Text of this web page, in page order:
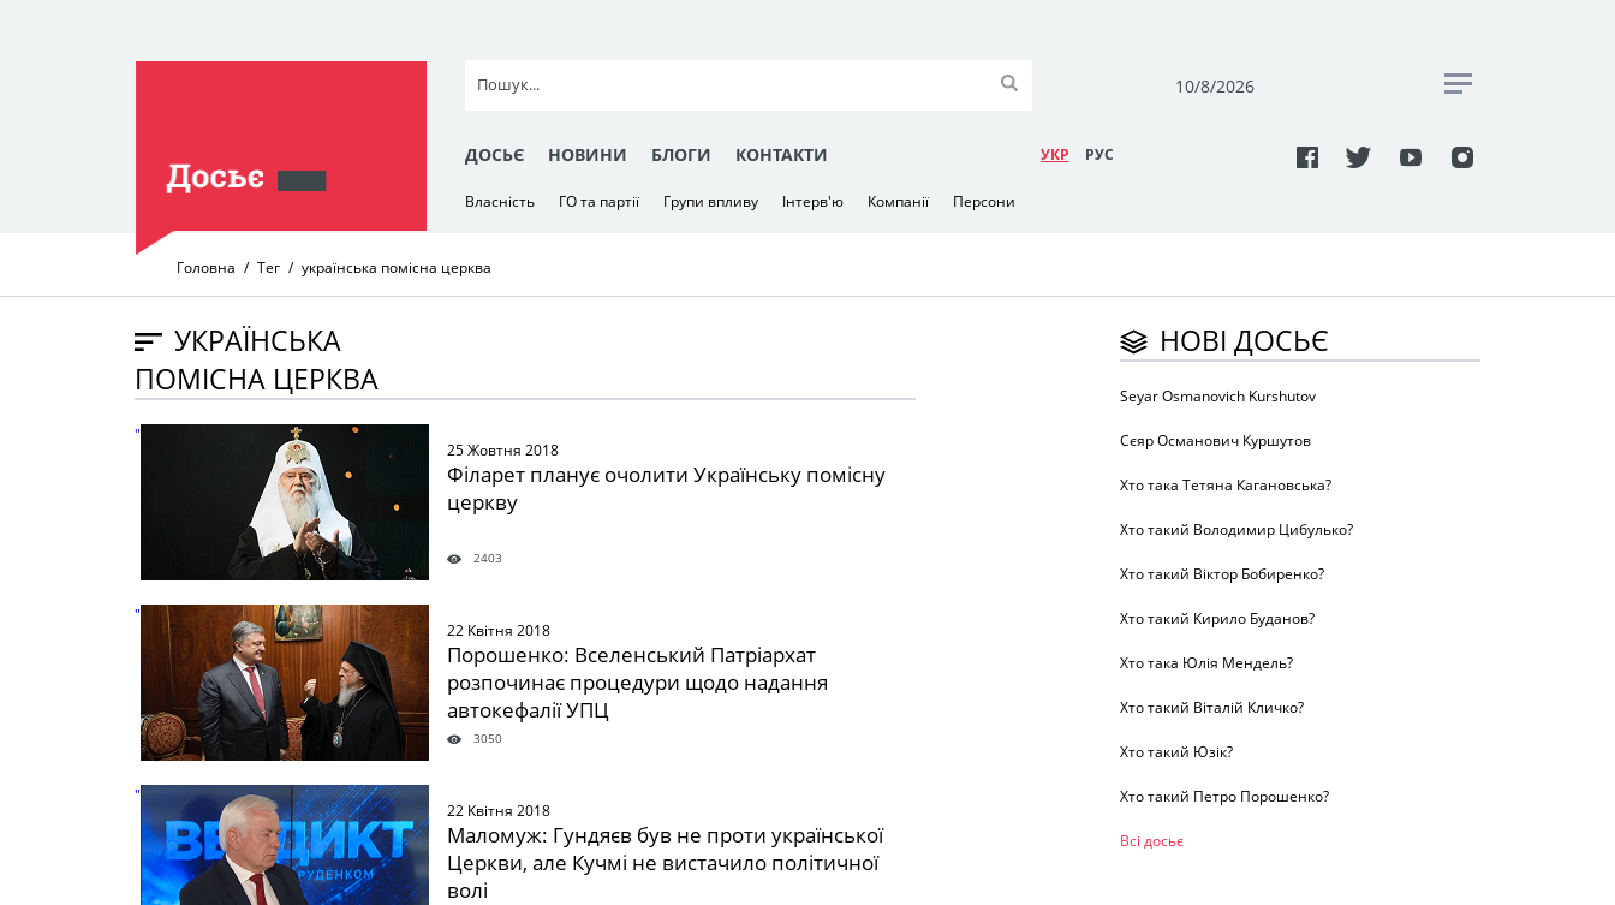
10/8/2026
ДОСЬЄ НОВИНИ БЛОГИ КОНТАКТИ УКР РУC
Власність ГО та партії Групи впливу Інтерв'ю Компанії Персони
Головна Тег українська помісна церква
УКРАЇНСЬКА
ПОМІСНА ЦЕРКВА
" />
25 Жовтня 2018
Філарет планує очолити Українську помісну
церкву
2403
" />
22 Квітня 2018
Порошенко: Вселенський Патріархат
розпочинає процедури щодо надання
автокефалії УПЦ
3050
" />
22 Квітня 2018
Маломуж: Гундяєв був не проти української
Церкви, але Кучмі не вистачило політичної
волі
НОВІ ДОСЬЄ
Seyar Osmanovich Kurshutov
Сєяр Османович Куршутов
Хто така Тетяна Кагановська?
Хто такий Володимир Цибулько?
Хто такий Віктор Бобиренко?
Хто такий Кирило Буданов?
Хто така Юлія Мендель?
Хто такий Віталій Кличко?
Хто такий Юзік?
Хто такий Петро Порошенко?
Всі досьє